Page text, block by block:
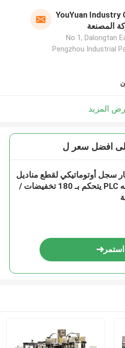
YouYuan Industry
المصنعة
No 1, Dalongtan
Pengzhou Industrial
المزيد
افضل سعر ل
سجل أوتوماتيكي لقطع مناديل
الوجه PLC يتحكم بـ 180 تخفيضات /
استمر